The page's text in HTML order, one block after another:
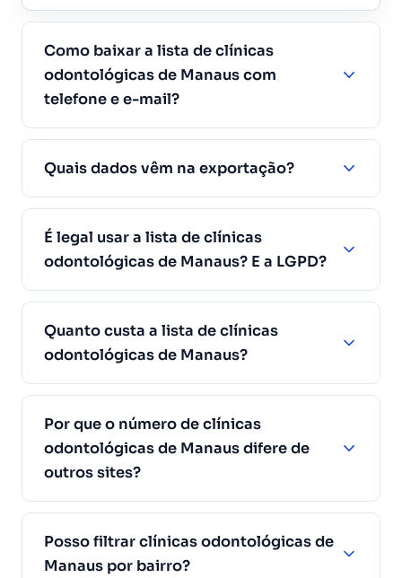
Como baixar a lista de clínicas
odontológicas de Manaus com
telefone e e-mail?
Quais dados vêm na exportação?
É legal usar a lista de clínicas
odontológicas de Manaus? E a LGPD?
Quanto custa a lista de clínicas
odontológicas de Manaus?
Por que o número de clínicas
odontológicas de Manaus difere de
outros sites?
Posso filtrar clínicas odontológicas de
Manaus por bairro?